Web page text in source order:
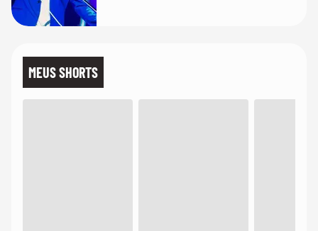
MEUS SHORTS